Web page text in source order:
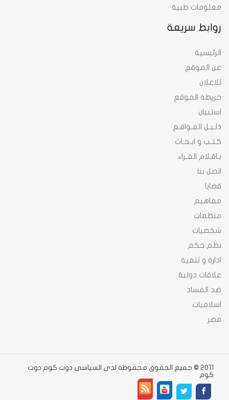
روابط سريعة
الرئيسية
عن الموقع
للاعلان
خريطة الموقع
استبيان
دلـيـل المـواقـع
كـتـب و ابـحـاث
بـاقـلام القـراء
اتصل بنا
قضايا
مفاهيم
منظمات
شخصيات
نظم حكم
ادارة و تنمية
علاقات دولية
ضد الفساد
اسلاميات
مصر
معلومات طبية
2011 © جميع الحقوق محفوظة لدى السياسى دوت كوم دوت
كوم